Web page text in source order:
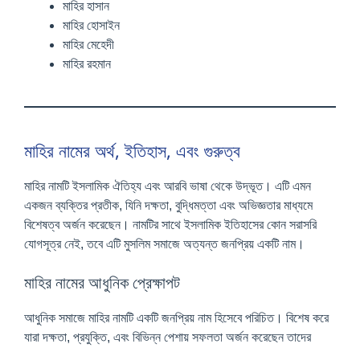
মাহির হাসান
মাহির হোসাইন
মাহির মেহেদী
মাহির রহমান
মাহির নামের অর্থ, ইতিহাস, এবং গুরুত্ব
মাহির নামটি ইসলামিক ঐতিহ্য এবং আরবি ভাষা থেকে উদ্ভূত। এটি এমন
একজন ব্যক্তির প্রতীক, যিনি দক্ষতা, বুদ্ধিমত্তা এবং অভিজ্ঞতার মাধ্যমে
বিশেষত্ব অর্জন করেছেন। নামটির সাথে ইসলামিক ইতিহাসের কোন সরাসরি
যোগসূত্র নেই, তবে এটি মুসলিম সমাজে অত্যন্ত জনপ্রিয় একটি নাম।
মাহির নামের আধুনিক প্রেক্ষাপট
আধুনিক সমাজে মাহির নামটি একটি জনপ্রিয় নাম হিসেবে পরিচিত। বিশেষ করে
যারা দক্ষতা, প্রযুক্তি, এবং বিভিন্ন পেশায় সফলতা অর্জন করেছেন তাদের